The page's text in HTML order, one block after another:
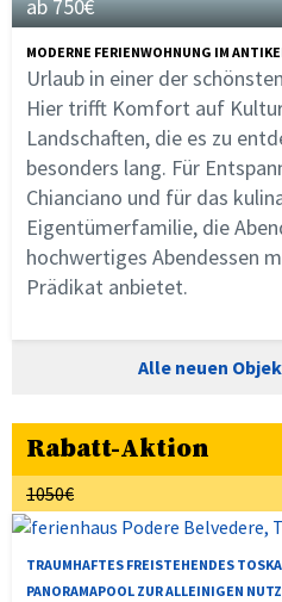
ab 750€
MODERNE FERIENWOHNUNG IM
Urlaub in einer der
Hier trifft Komfort auf
Landschaften, die es zu
besonders lang. Für
Chianciano und für das
Eigentümerfamilie, die
hochwertiges Abendessen
Prädikat anbietet.
Alle neuen
Rabatt-Aktion
1050€
TRAUMHAFTES FREISTEHENDES
PANORAMAPOOL ZUR ALLEINIGEN